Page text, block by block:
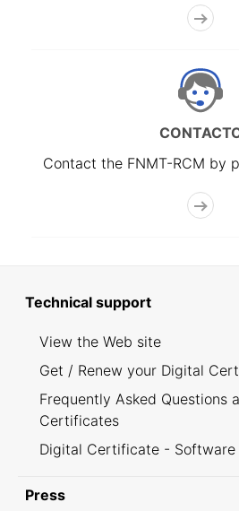
Contact the FNMT-RCM by
Technical support
View the Web site
Get / Renew your Digital
Frequently Asked Questions
Certificates
Digital Certificate - Software
Press